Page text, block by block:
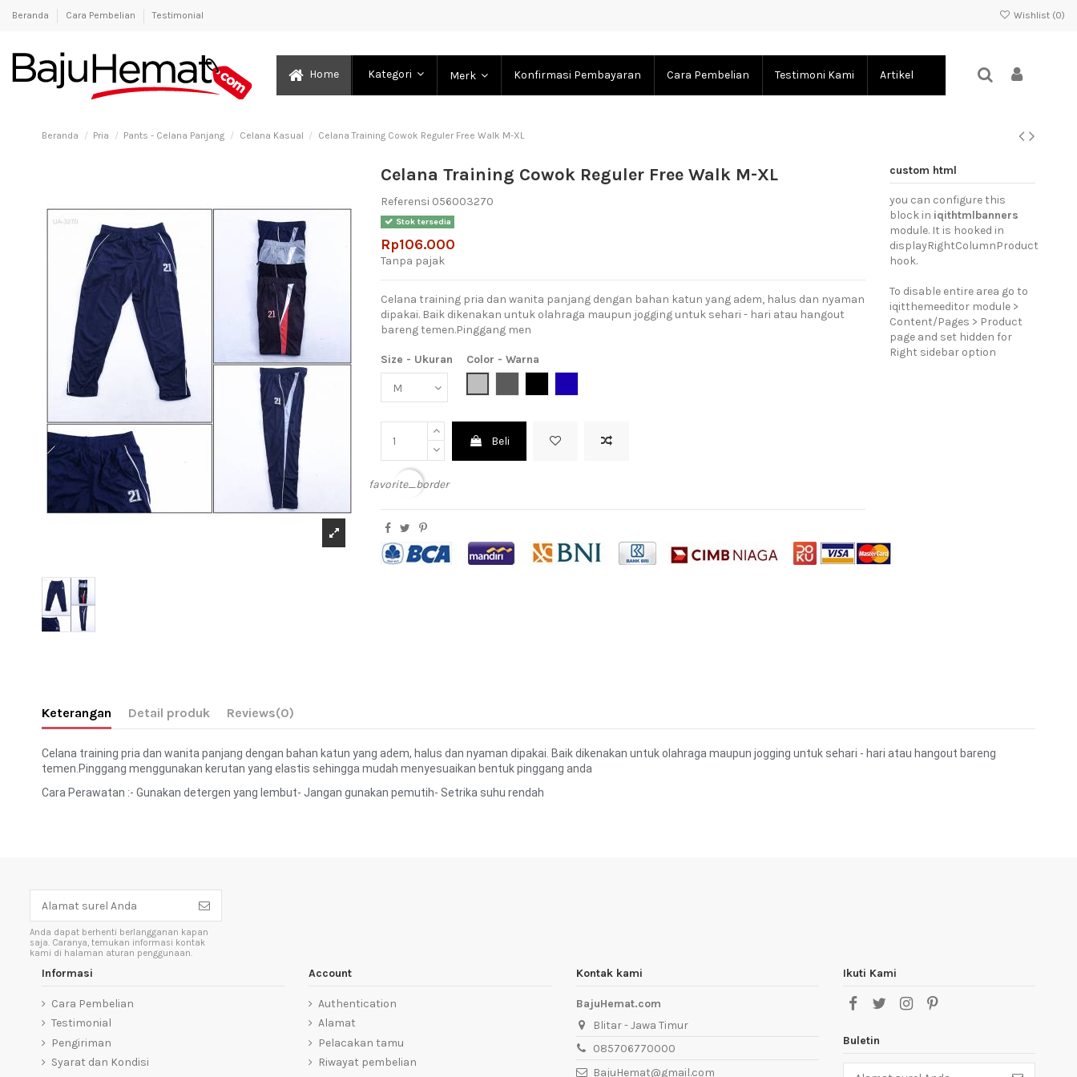
Beranda Cara Pembelian Testimonial Wishlist (0)
Home Kategori Merk Konfirmasi Pembayaran Cara Pembelian Testimoni Kami Artikel
Beranda Pria Pants - Celana Panjang Celana Kasual Celana Training Cowok Reguler Free Walk M-XL
Celana Training Cowok Reguler Free Walk M-XL
Referensi 056003270
Stok tersedia
Rp106.000
Tanpa pajak
Celana training pria dan wanita panjang dengan bahan katun yang adem, halus dan nyaman
dipakai. Baik dikenakan untuk olahraga maupun jogging untuk sehari - hari atau hangout
bareng temen.Pinggang men
Size - Ukuran
Color - Warna
Beli
favorite_border
custom html
you can configure this
block in iqithtmlbanners
module. It is hooked in
displayRightColumnProduct
hook.
To disable entire area go to
iqitthemeeditor module >
Content/Pages > Product
page and set hidden for
Right sidebar option
Keterangan Detail produk Reviews(0)
Celana training pria dan wanita panjang dengan bahan katun yang adem, halus dan nyaman dipakai. Baik dikenakan untuk olahraga maupun jogging untuk sehari - hari atau hangout bareng
temen.Pinggang menggunakan kerutan yang elastis sehingga mudah menyesuaikan bentuk pinggang anda
Cara Perawatan :- Gunakan detergen yang lembut- Jangan gunakan pemutih- Setrika suhu rendah
Anda dapat berhenti berlangganan kapan
saja. Caranya, temukan informasi kontak
kami di halaman aturan penggunaan.
Informasi
Cara Pembelian
Testimonial
Pengiriman
Syarat dan Kondisi
Account
Authentication
Alamat
Pelacakan tamu
Riwayat pembelian
Kontak kami
BajuHemat.com
Blitar - Jawa Timur
085706770000
BajuHemat@gmail.com
Ikuti Kami
Buletin